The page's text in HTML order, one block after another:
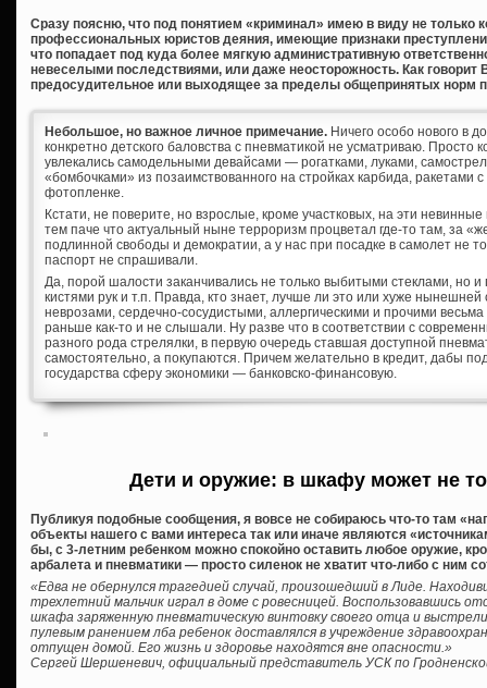
Сразу поясню, что под понятием «криминал» имею в виду не только
профессиональных юристов деяния, имеющие признаки
что попадает под куда более мягкую административную
невеселыми последствиями, или даже неосторожность. Как говорит
предосудительное или выходящее за пределы общепринятых норм
Небольшое, но важное личное примечание. Ничего особо нового в
конкретно детского баловства с пневматикой не усматриваю. Просто
увлекались самодельными девайсами — рогатками, луками,
«бомбочками» из позаимствованного на стройках карбида, ракетами
фотопленке.
Кстати, не поверите, но взрослые, кроме участковых, на эти
тем паче что актуальный ныне терроризм процветал где-то там, за
подлинной свободы и демократии, а у нас при посадке в самолет не
паспорт не спрашивали.
Да, порой шалости заканчивались не только выбитыми стеклами, но
кистями рук и т.п. Правда, кто знает, лучше ли это или хуже
неврозами, сердечно-сосудистыми, аллергическими и прочими
раньше как-то и не слышали. Ну разве что в соответствии с
разного рода стрелялки, в первую очередь ставшая доступной
самостоятельно, а покупаются. Причем желательно в кредит, дабы
государства сферу экономики — банковско-финансовую.
Дети и оружие: в шкафу может не
Публикуя подобные сообщения, я вовсе не собираюсь что-то там
объекты нашего с вами интереса так или иначе являются
бы, с 3-летним ребенком можно спокойно оставить любое оружие,
арбалета и пневматики — просто силенок не хватит что-либо с ним
«Едва не обернулся трагедией случай, произошедший в Лиде.
трехлетний мальчик играл в доме с ровесницей. Воспользовавшись
шкафа заряженную пневматическую винтовку своего отца и
пулевым ранением лба ребенок доставлялся в учреждение
отпущен домой. Его жизнь и здоровье находятся вне опасности.»
Сергей Шершеневич, официальный представитель УСК по